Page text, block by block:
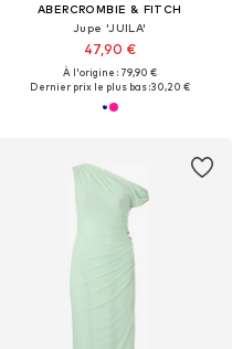
ABERCROMBIE & FITCH
Jupe 'JUILA'
47,90 €
À l'origine : 79,90 €
Dernier prix le plus bas :30,20 €